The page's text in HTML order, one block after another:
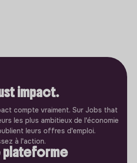
impact.
compte vraiment. Sur Jobs that
les plus ambitieux de l'économie
leurs offres d'emploi.
à l'action.